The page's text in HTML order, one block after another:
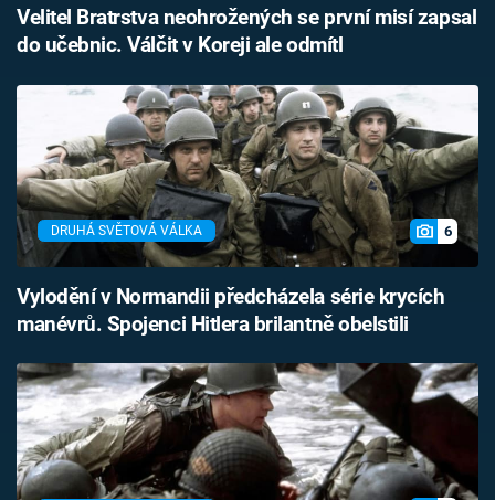
Velitel Bratrstva neohrožených se první misí zapsal
do učebnic. Válčit v Koreji ale odmítl
DRUHÁ SVĚTOVÁ VÁLKA 6
Vylodění v Normandii předcházela série krycích
manévrů. Spojenci Hitlera brilantně obelstili